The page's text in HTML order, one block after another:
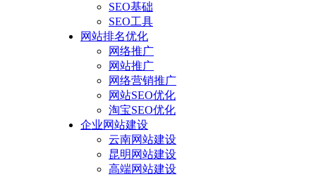
SEO基础
SEO工具
网站排名优化
网络推广
网站推广
网络营销推广
网站SEO优化
淘宝SEO优化
企业网站建设
云南网站建设
昆明网站建设
高端网站建设